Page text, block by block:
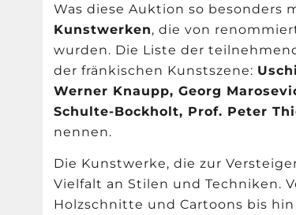
Was diese Auktion so besonders
Kunstwerken, die von
wurden. Die Liste der
der fränkischen Kunstszene:
Werner Knaupp, Georg
Schulte-Bockholt, Prof. Peter
nennen.
Die Kunstwerke, die zur
Vielfalt an Stilen und Techniken.
Holzschnitte und Cartoons bis